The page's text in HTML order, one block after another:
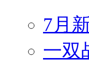
7月
一双